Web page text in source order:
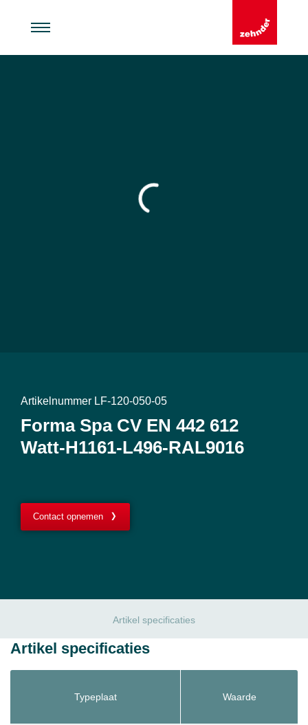
Artikelnummer LF-120-050-05
Forma Spa CV EN 442 612
Watt-H1161-L496-RAL9016
Contact opnemen
Artikel specificaties
Artikel specificaties
Typeplaat Waarde